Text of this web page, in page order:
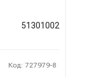
51301002
Код: 727979-8